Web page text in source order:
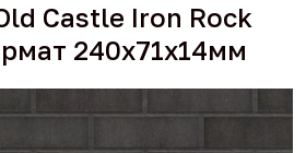
Castle Iron Rock
240x71x14мм